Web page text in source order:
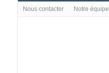
Nous contacter Notre équipe